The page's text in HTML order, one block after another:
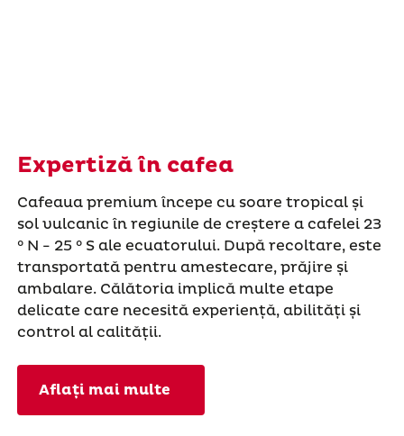
Expertiză în cafea
Cafeaua premium începe cu soare tropical și
sol vulcanic în regiunile de creștere a cafelei 23
° N - 25 ° S ale ecuatorului. După recoltare, este
transportată pentru amestecare, prăjire și
ambalare. Călătoria implică multe etape
delicate care necesită experiență, abilități și
control al calității.
Aflați mai multe